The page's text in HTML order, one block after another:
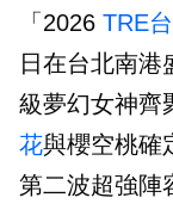
「2026 TRE
日在台北南港
級夢幻女神齊
花與櫻空桃確
第二波超強陣